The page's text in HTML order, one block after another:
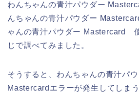
わんちゃんの青汁パウダー
んちゃんの青汁パウダー
ゃんの青汁パウダー Mastercard
じで調べてみました。
そうすると、わんちゃんの青汁パ
Mastercardエラーが発生してしま